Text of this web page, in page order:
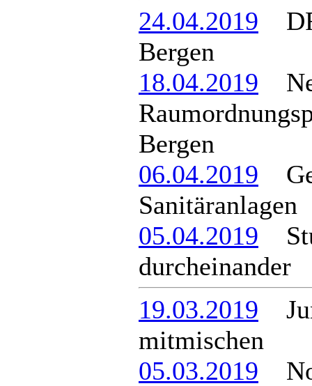
24.04.2019
Bergen
18.04.2019
Bergen
06.04.2019
Sanitäranlagen
05.04.2019
durcheinander
19.03.2019
mitmischen
05.03.2019